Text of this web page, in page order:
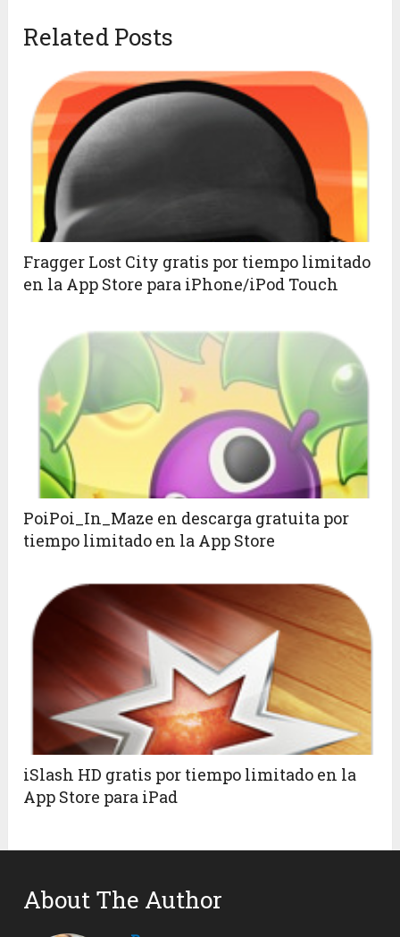
Related Posts
Fragger Lost City gratis por tiempo limitado
en la App Store para iPhone/iPod Touch
PoiPoi_In_Maze en descarga gratuita por
tiempo limitado en la App Store
iSlash HD gratis por tiempo limitado en la
App Store para iPad
About The Author